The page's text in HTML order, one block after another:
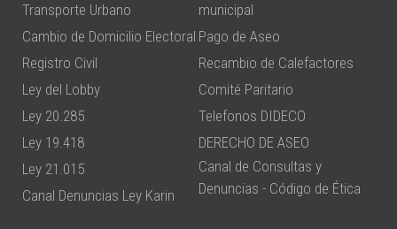
Transporte Urbano
Cambio de Domicilio Electoral
Registro Civil
Ley del Lobby
Ley 20.285
Ley 19.418
Ley 21.015
Canal Denuncias Ley Karin
municipal
Pago de Aseo
Recambio de Calefactores
Comité Paritario
Telefonos DIDECO
DERECHO DE ASEO
Canal de Consultas y
Denuncias - Código de Ética